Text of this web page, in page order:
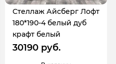
Стеллаж Айсберг Лофт
180*190-4 белый дуб
крафт белый
30190 руб.